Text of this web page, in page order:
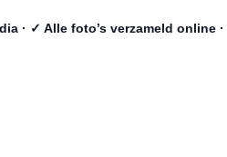
· ✓ Alle foto’s verzameld online